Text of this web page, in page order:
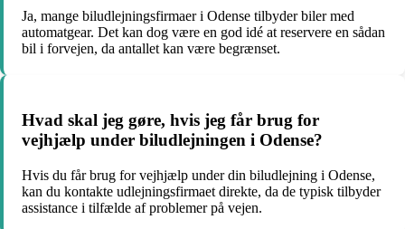
Ja, mange biludlejningsfirmaer i Odense tilbyder biler med
automatgear. Det kan dog være en god idé at reservere en sådan
bil i forvejen, da antallet kan være begrænset.
Hvad skal jeg gøre, hvis jeg får brug for
vejhjælp under biludlejningen i Odense?
Hvis du får brug for vejhjælp under din biludlejning i Odense,
kan du kontakte udlejningsfirmaet direkte, da de typisk tilbyder
assistance i tilfælde af problemer på vejen.